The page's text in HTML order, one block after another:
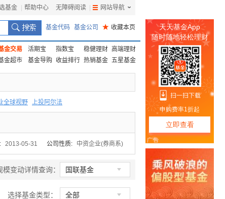
基金 帮助中心 无障碍阅读 网站导航
基金代码 基金公司 ★ 收藏本页
金交易 活期宝 指数宝 稳健理财 高端理财
金超市
基金导购 收益排行 热销基金 五星基金
全球视野 上投阿尔法
2013-05-31 公司性质: 中资企业(券商系)
变动详情查询： 国联基金 
选择基金类型： 全部 